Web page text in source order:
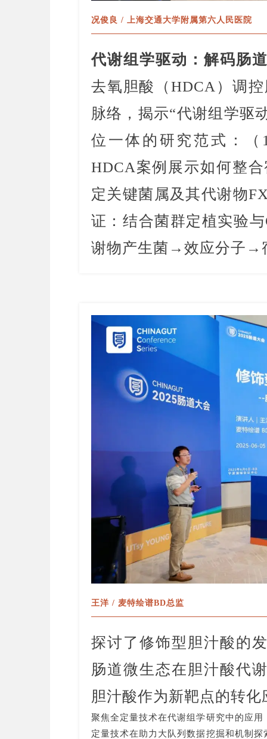
况俊良 / 上海交通大学附属第六人民医院
代谢组学驱动：解码肠
去氧胆酸（HDCA）调
脉络，揭示“代谢组学驱
位一体的研究范式：
HDCA案例展示如何整
定关键菌属及其代谢物
证：结合菌群定植实验
谢物产生菌→效应分子→
王洋 / 麦特绘谱BD总监
探讨了修饰型胆汁酸的
肠道微生态在胆汁酸代
胆汁酸作为新靶点的转化
聚焦全定量技术在代谢组学研究中的应
定量技术在助力大队列数据挖掘和机制